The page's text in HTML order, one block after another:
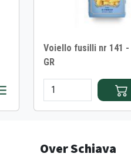
Voiello fusilli nr 141 -
GR
Over Schiava